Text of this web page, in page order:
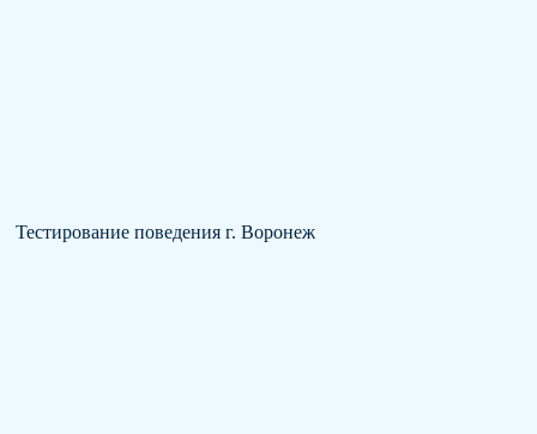
Тестирование поведения г. Воронеж